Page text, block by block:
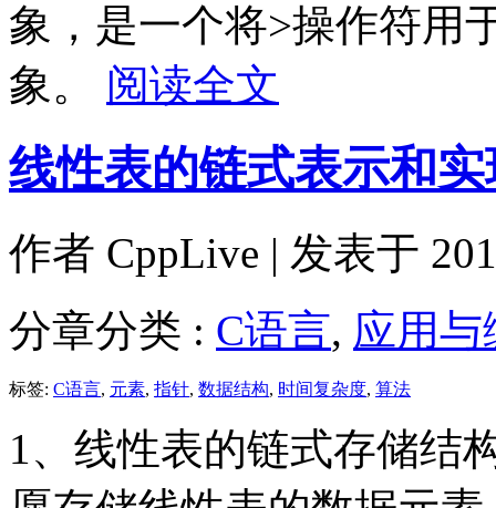
象，是一个将>操作符用
象。 阅读全文
线性表的链式表示和实
作者 CppLive | 发表于
分章分类 : C语言, 应用与
标签: C语言, 元素, 指针, 数据结构, 时间复杂度, 算法
1、线性表的链式存储结